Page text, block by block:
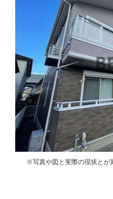
※写真や図と実際の現状とが